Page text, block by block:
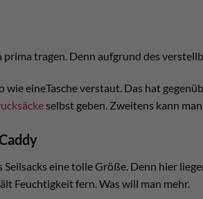
tragen. Denn aufgrund des
wie eineTasche verstaut. Das hat
selbst geben. Zweitens kann
eine tolle Größe. Denn hier
Feuchtigkeit fern. Was will man mehr.